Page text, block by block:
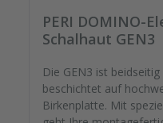
PERI DOMINO-
Schalhaut GEN3
Die GEN3 ist
beschichtet auf
Birkenplatte. Mit